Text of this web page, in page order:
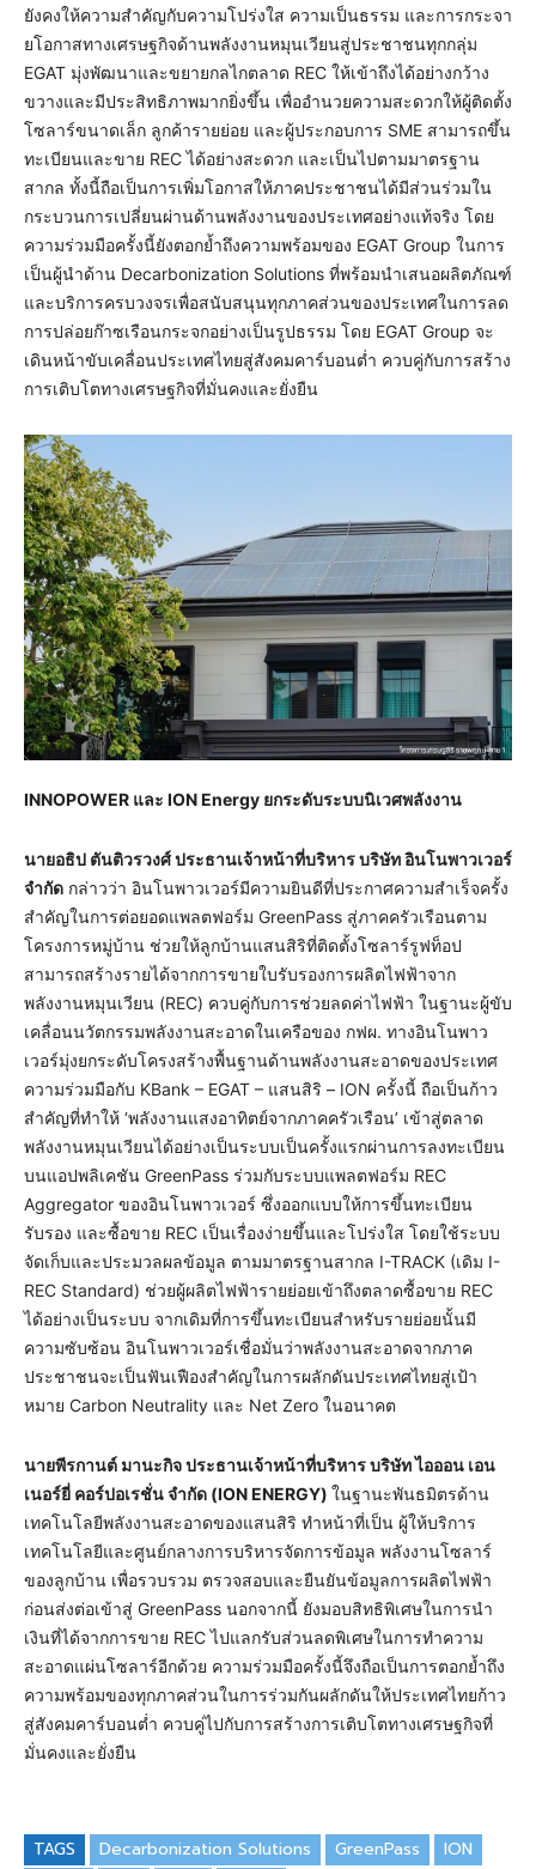
ยังคงให้ความสำคัญกับความโปร่งใส ความเป็นธรรม และการกระจา
ยโอกาสทางเศรษฐกิจด้านพลังงานหมุนเวียนสู่ประชาชนทุกกลุ่ม
EGAT มุ่งพัฒนาและขยายกลไกตลาด REC ให้เข้าถึงได้อย่างกว้าง
ขวางและมีประสิทธิภาพมากยิ่งขึ้น เพื่ออำนวยความสะดวกให้ผู้ติดตั้ง
โซลาร์ขนาดเล็ก ลูกค้ารายย่อย และผู้ประกอบการ SME สามารถขึ้น
ทะเบียนและขาย REC ได้อย่างสะดวก และเป็นไปตามมาตรฐาน
สากล ทั้งนี้ถือเป็นการเพิ่มโอกาสให้ภาคประชาชนได้มีส่วนร่วมใน
กระบวนการเปลี่ยนผ่านด้านพลังงานของประเทศอย่างแท้จริง โดย
ความร่วมมือครั้งนี้ยังตอกย้ำถึงความพร้อมของ EGAT Group ในการ
เป็นผู้นำด้าน Decarbonization Solutions ที่พร้อมนำเสนอผลิตภัณฑ์
และบริการครบวงจรเพื่อสนับสนุนทุกภาคส่วนของประเทศในการลด
การปล่อยก๊าซเรือนกระจกอย่างเป็นรูปธรรม โดย EGAT Group จะ
เดินหน้าขับเคลื่อนประเทศไทยสู่สังคมคาร์บอนต่ำ ควบคู่กับการสร้าง
การเติบโตทางเศรษฐกิจที่มั่นคงและยั่งยืน
INNOPOWER และ ION Energy ยกระดับระบบนิเวศพลังงาน
นายอธิป ตันติวรวงศ์ ประธานเจ้าหน้าที่บริหาร บริษัท อินโนพาวเวอร์
จำกัด กล่าวว่า อินโนพาวเวอร์มีความยินดีที่ประกาศความสำเร็จครั้ง
สำคัญในการต่อยอดแพลตฟอร์ม GreenPass สู่ภาคครัวเรือนตาม
โครงการหมู่บ้าน ช่วยให้ลูกบ้านแสนสิริที่ติดตั้งโซลาร์รูฟท็อป
สามารถสร้างรายได้จากการขายใบรับรองการผลิตไฟฟ้าจาก
พลังงานหมุนเวียน (REC) ควบคู่กับการช่วยลดค่าไฟฟ้า ในฐานะผู้ขับ
เคลื่อนนวัตกรรมพลังงานสะอาดในเครือของ กฟผ. ทางอินโนพาว
เวอร์มุ่งยกระดับโครงสร้างพื้นฐานด้านพลังงานสะอาดของประเทศ
ความร่วมมือกับ KBank – EGAT – แสนสิริ – ION ครั้งนี้ ถือเป็นก้าว
สำคัญที่ทำให้ ‘พลังงานแสงอาทิตย์จากภาคครัวเรือน’ เข้าสู่ตลาด
พลังงานหมุนเวียนได้อย่างเป็นระบบเป็นครั้งแรกผ่านการลงทะเบียน
บนแอปพลิเคชัน GreenPass ร่วมกับระบบแพลตฟอร์ม REC
Aggregator ของอินโนพาวเวอร์ ซึ่งออกแบบให้การขึ้นทะเบียน
รับรอง และซื้อขาย REC เป็นเรื่องง่ายขึ้นและโปร่งใส โดยใช้ระบบ
จัดเก็บและประมวลผลข้อมูล ตามมาตรฐานสากล I-TRACK (เดิม I-
REC Standard) ช่วยผู้ผลิตไฟฟ้ารายย่อยเข้าถึงตลาดซื้อขาย REC
ได้อย่างเป็นระบบ จากเดิมที่การขึ้นทะเบียนสำหรับรายย่อยนั้นมี
ความซับซ้อน อินโนพาวเวอร์เชื่อมั่นว่าพลังงานสะอาดจากภาค
ประชาชนจะเป็นฟันเฟืองสำคัญในการผลักดันประเทศไทยสู่เป้า
หมาย Carbon Neutrality และ Net Zero ในอนาคต
นายพีรกานต์ มานะกิจ ประธานเจ้าหน้าที่บริหาร บริษัท ไอออน เอน
เนอร์ยี่ คอร์ปอเรชั่น จำกัด (ION ENERGY) ในฐานะพันธมิตรด้าน
เทคโนโลยีพลังงานสะอาดของแสนสิริ ทำหน้าที่เป็น ผู้ให้บริการ
เทคโนโลยีและศูนย์กลางการบริหารจัดการข้อมูล พลังงานโซลาร์
ของลูกบ้าน เพื่อรวบรวม ตรวจสอบและยืนยันข้อมูลการผลิตไฟฟ้า
ก่อนส่งต่อเข้าสู่ GreenPass นอกจากนี้ ยังมอบสิทธิพิเศษในการนำ
เงินที่ได้จากการขาย REC ไปแลกรับส่วนลดพิเศษในการทำความ
สะอาดแผ่นโซลาร์อีกด้วย ความร่วมมือครั้งนี้จึงถือเป็นการตอกย้ำถึง
ความพร้อมของทุกภาคส่วนในการร่วมกันผลักดันให้ประเทศไทยก้าว
สู่สังคมคาร์บอนต่ำ ควบคู่ไปกับการสร้างการเติบโตทางเศรษฐกิจที่
มั่นคงและยั่งยืน
TAGS Decarbonization Solutions GreenPass
ION